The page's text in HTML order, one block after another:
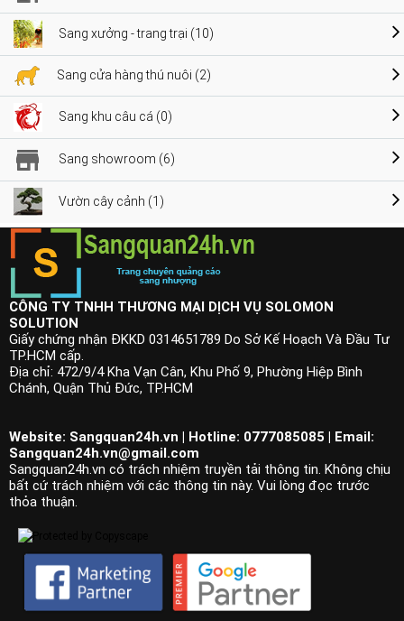
Sang xưởng - trang trại (10)
Sang cửa hàng thú nuôi (2)
Sang khu câu cá (0)
Sang showroom (6)
Vườn cây cảnh (1)
CÔNG TY TNHH THƯƠNG MẠI DỊCH VỤ SOLOMON
SOLUTION
Giấy chứng nhận ĐKKD 0314651789 Do Sở Kế Hoạch Và Đầu Tư
TP.HCM cấp.
Địa chỉ: 472/9/4 Kha Vạn Cân, Khu Phố 9, Phường Hiệp Bình
Chánh, Quận Thủ Đức, TP.HCM
Website: Sangquan24h.vn | Hotline: 0777085085 | Email:
Sangquan24h.vn@gmail.com
Sangquan24h.vn có trách nhiệm truyền tải thông tin. Không chịu
bất cứ trách nhiệm với các thông tin này. Vui lòng đọc trước
thỏa thuận.